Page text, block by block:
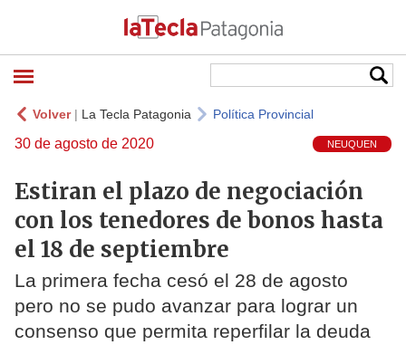
Volver| La Tecla Patagonia Política Provincial
30 de agosto de 2020 NEUQUEN
Estiran el plazo de negociación
con los tenedores de bonos hasta
el 18 de septiembre
La primera fecha cesó el 28 de agosto
pero no se pudo avanzar para lograr un
consenso que permita reperfilar la deuda